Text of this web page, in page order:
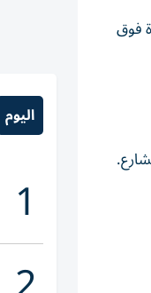
جثة فتاة تبلغ من العمر 19 عاماً ملقاة فوق
اليوم
1